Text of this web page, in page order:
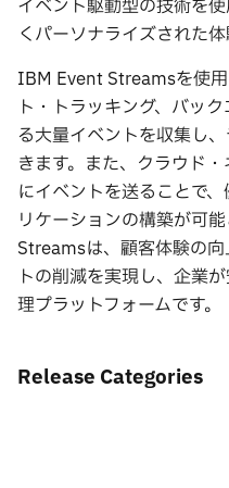
イベント駆動型の技術を
くパーソナライズされた
IBM Event Streamsを使
ト・トラッキング、バッ
る大量イベントを収集し
きます。また、クラウド
にイベントを送ることで
リケーションの構築が可
Streamsは、顧客体験の
トの削減を実現し、企業
理プラットフォームです。
Release Categories